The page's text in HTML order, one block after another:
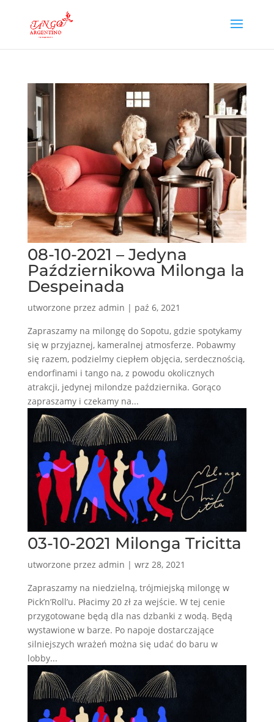
08-10-2021 – Jedyna
Październikowa Milonga la
Despeinada
utworzone przez admin | paź 6, 2021
Zapraszamy na milongę do Sopotu, gdzie spotykamy
się w przyjaznej, kameralnej atmosferze. Pobawmy
się razem, podzielmy ciepłem objęcia, serdecznością,
endorfinami i tango na, z powodu okolicznych
atrakcji, jedynej milondze października. Gorąco
zapraszamy i czekamy na...
03-10-2021 Milonga Tricitta
utworzone przez admin | wrz 28, 2021
Zapraszamy na niedzielną, trójmiejską milongę w
Pick’n’Roll’u. Płacimy 20 zł za wejście. W tej cenie
przygotowane będą dla nas dzbanki z wodą. Będą
wystawione w barze. Po napoje dostarczające
silniejszych wrażeń można się udać do baru w
lobby...